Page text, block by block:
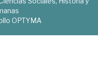
OPTYMA